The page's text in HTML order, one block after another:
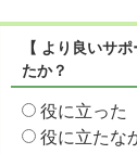
【 より良いサ
たか？
役に立った
役に立たな